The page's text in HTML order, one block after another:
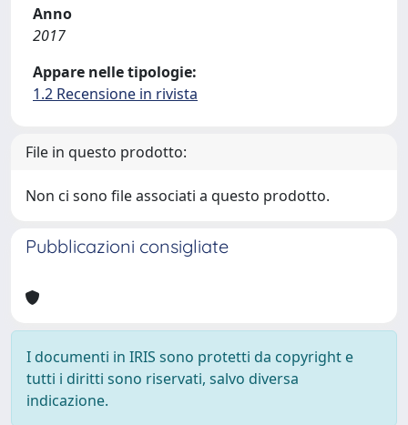
Anno
2017
Appare nelle tipologie:
1.2 Recensione in rivista
File in questo prodotto:
Non ci sono file associati a questo prodotto.
Pubblicazioni consigliate
I documenti in IRIS sono protetti da copyright e
tutti i diritti sono riservati, salvo diversa
indicazione.